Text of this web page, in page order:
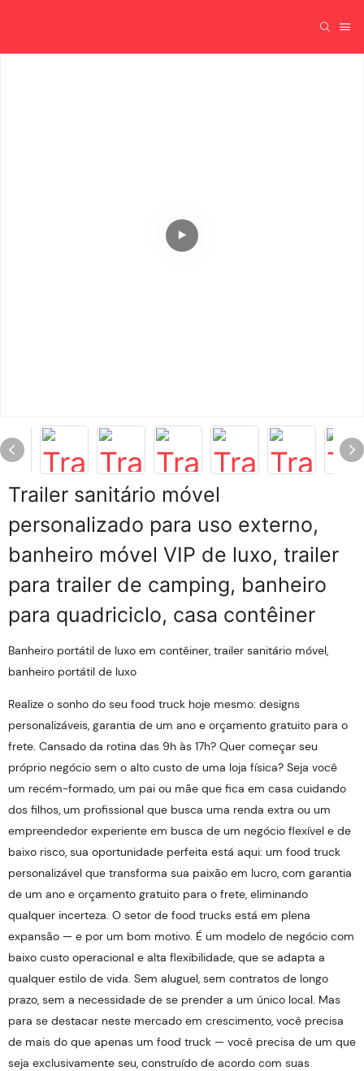
Trailer sanitário móvel
personalizado para uso externo,
banheiro móvel VIP de luxo, trailer
para trailer de camping, banheiro
para quadriciclo, casa contêiner
Banheiro portátil de luxo em contêiner, trailer sanitário móvel,
banheiro portátil de luxo
Realize o sonho do seu food truck hoje mesmo: designs
personalizáveis, garantia de um ano e orçamento gratuito para o
frete. Cansado da rotina das 9h às 17h? Quer começar seu
próprio negócio sem o alto custo de uma loja física? Seja você
um recém-formado, um pai ou mãe que fica em casa cuidando
dos filhos, um profissional que busca uma renda extra ou um
empreendedor experiente em busca de um negócio flexível e de
baixo risco, sua oportunidade perfeita está aqui: um food truck
personalizável que transforma sua paixão em lucro, com garantia
de um ano e orçamento gratuito para o frete, eliminando
qualquer incerteza. O setor de food trucks está em plena
expansão — e por um bom motivo. É um modelo de negócio com
baixo custo operacional e alta flexibilidade, que se adapta a
qualquer estilo de vida. Sem aluguel, sem contratos de longo
prazo, sem a necessidade de se prender a um único local. Mas
para se destacar neste mercado em crescimento, você precisa
de mais do que apenas um food truck — você precisa de um que
seja exclusivamente seu, construído de acordo com suas